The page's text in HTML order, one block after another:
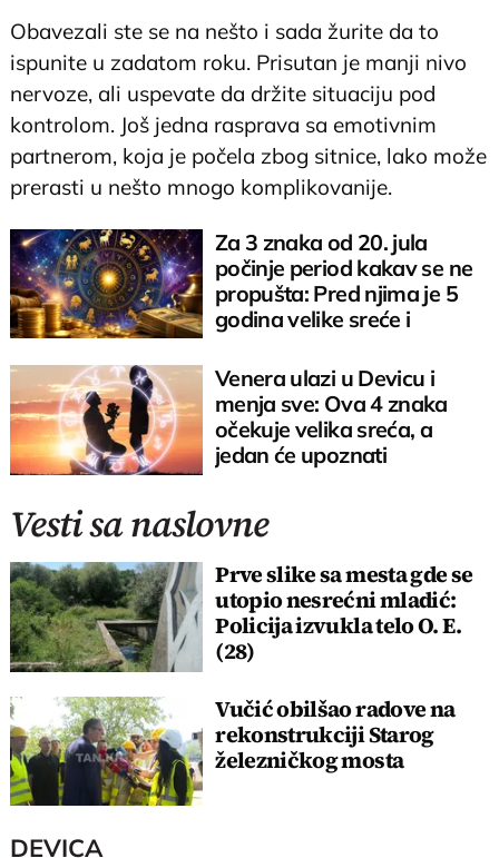
Obavezali ste se na nešto i sada žurite da to
ispunite u zadatom roku. Prisutan je manji nivo
nervoze, ali uspevate da držite situaciju pod
kontrolom. Još jedna rasprava sa emotivnim
partnerom, koja je počela zbog sitnice, lako može
prerasti u nešto mnogo komplikovanije.
Za 3 znaka od 20. jula
počinje period kakav se ne
propušta: Pred njima je 5
godina velike sreće i
Venera ulazi u Devicu i
menja sve: Ova 4 znaka
očekuje velika sreća, a
jedan će upoznati
Vesti sa naslovne
Prve slike sa mesta gde se
utopio nesrećni mladić:
Policija izvukla telo O. E.
(28)
Vučić obilšao radove na
rekonstrukciji Starog
železničkog mosta
DEVICA